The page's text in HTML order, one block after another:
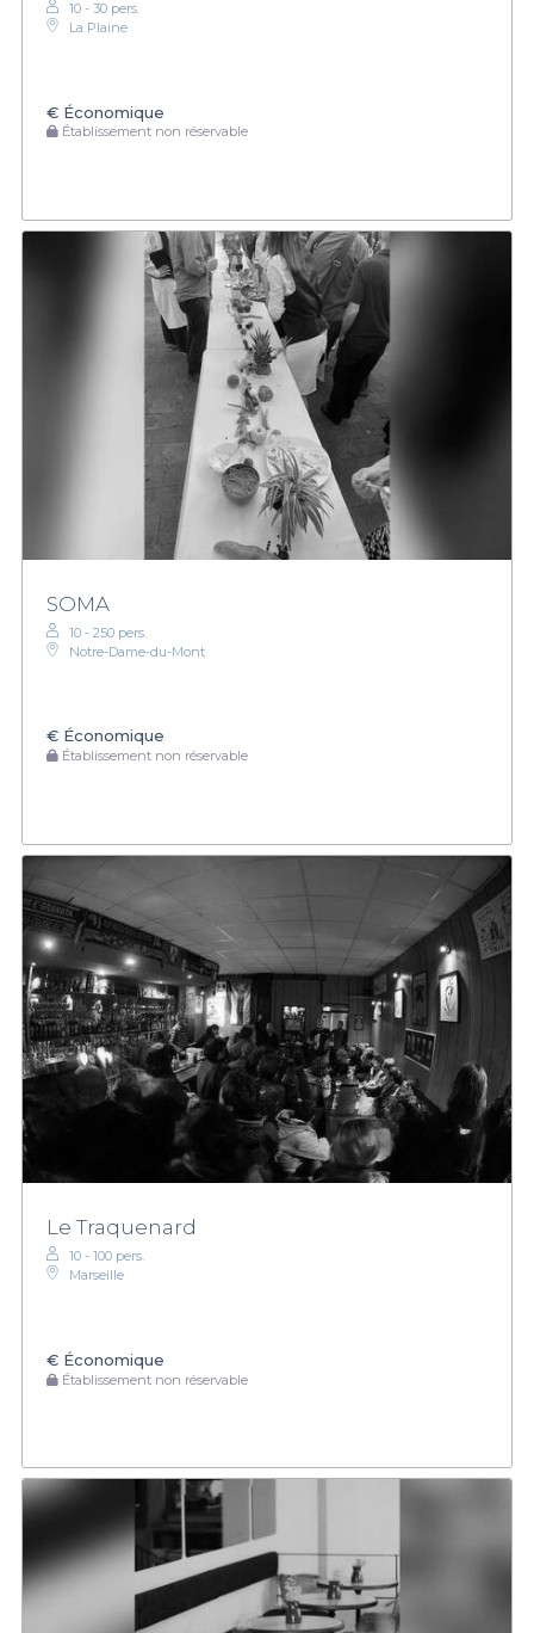
10 - 30 pers.
La Plaine
€ Économique
Établissement non réservable
SOMA
10 - 250 pers.
Notre-Dame-du-Mont
€ Économique
Établissement non réservable
Le Traquenard
10 - 100 pers.
Marseille
€ Économique
Établissement non réservable